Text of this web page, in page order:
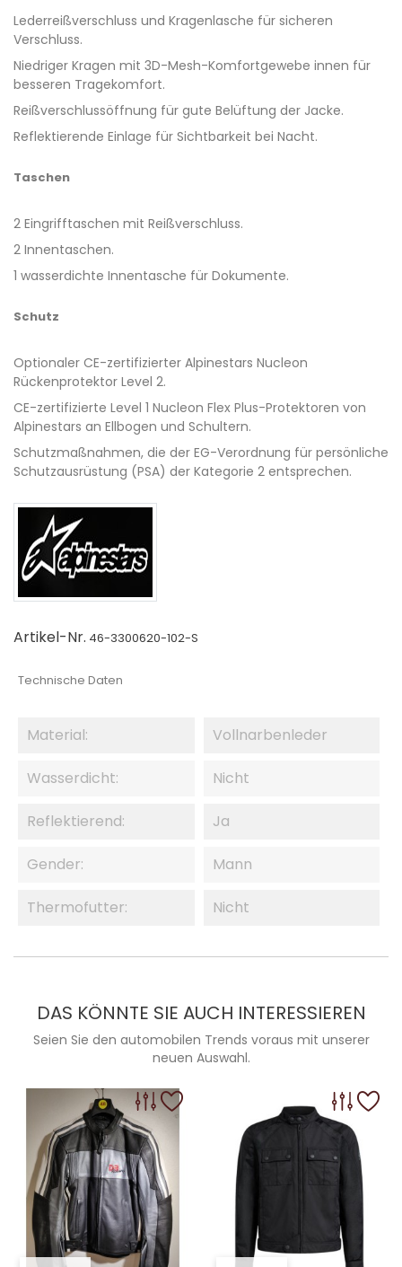
Lederreißverschluss und Kragenlasche für sicheren
Verschluss.
Niedriger Kragen mit 3D-Mesh-Komfortgewebe innen für
besseren Tragekomfort.
Reißverschlussöffnung für gute Belüftung der Jacke.
Reflektierende Einlage für Sichtbarkeit bei Nacht.
Taschen
2 Eingrifftaschen mit Reißverschluss.
2 Innentaschen.
1 wasserdichte Innentasche für Dokumente.
Schutz
Optionaler CE-zertifizierter Alpinestars Nucleon
Rückenprotektor Level 2.
CE-zertifizierte Level 1 Nucleon Flex Plus-Protektoren von
Alpinestars an Ellbogen und Schultern.
Schutzmaßnahmen, die der EG-Verordnung für persönliche
Schutzausrüstung (PSA) der Kategorie 2 entsprechen.
Artikel-Nr. 46-3300620-102-S
Technische Daten
Material: Vollnarbenleder
Wasserdicht: Nicht
Reflektierend: Ja
Gender: Mann
Thermofutter: Nicht
DAS KÖNNTE SIE AUCH INTERESSIEREN
Seien Sie den automobilen Trends voraus mit unserer
neuen Auswahl.